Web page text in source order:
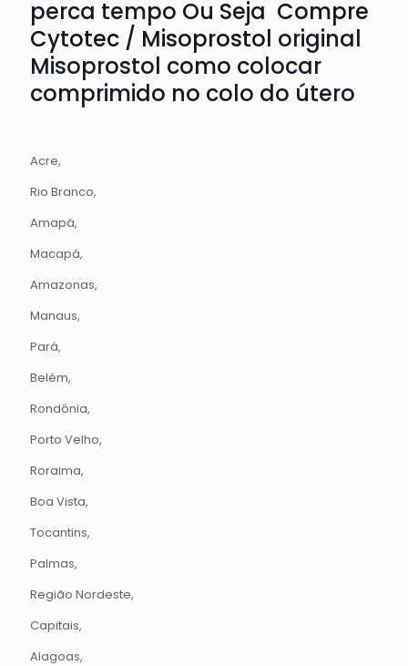
perca tempo Ou Seja Compre
Cytotec / Misoprostol original
Misoprostol como colocar
comprimido no colo do útero
Acre,
Rio Branco,
Amapá,
Macapá,
Amazonas,
Manaus,
Pará,
Belém,
Rondônia,
Porto Velho,
Roraima,
Boa Vista,
Tocantins,
Palmas,
Região Nordeste,
Capitais,
Alagoas,